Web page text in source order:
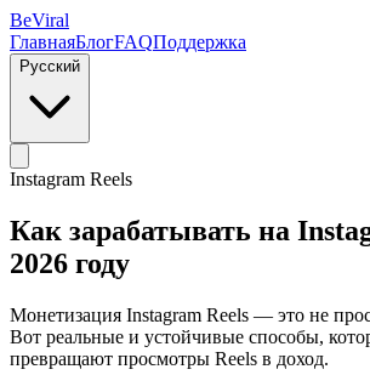
BeViral
ГлавнаяБлогFAQПоддержка
Русский
Instagram Reels
Как зарабатывать на
2026 году
Монетизация Instagram Reels — это не
Вот реальные и устойчивые способы,
превращают просмотры Reels в доход.